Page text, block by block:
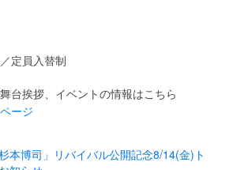
本博司」リバイバル公開記念8/14(金)ト